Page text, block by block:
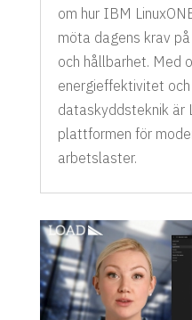
om hur IBM
möta dagens krav
och hållbarhet. Med
energieffektivitet och
dataskyddsteknik är
plattformen för
arbetslaster.